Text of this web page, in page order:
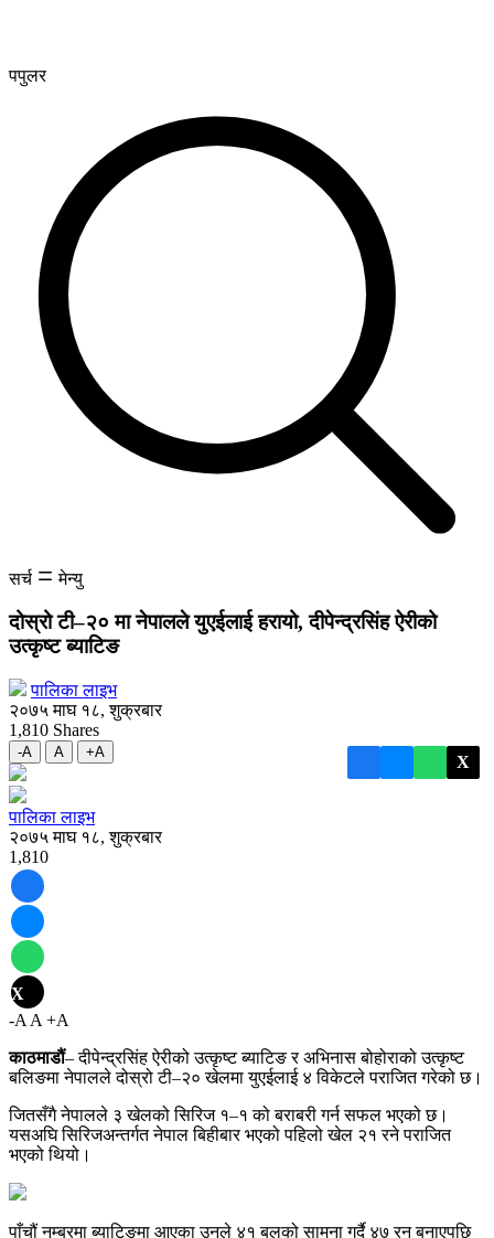
पपुलर
सर्च मेन्यु
दोस्रो टी–२० मा नेपालले युएईलाई हरायो, दीपेन्द्रसिंह ऐरीको
उत्कृष्ट ब्याटिङ
पालिका लाइभ
२०७५ माघ १८, शुक्रबार
1,810 Shares
X
-A A +A
पालिका लाइभ
२०७५ माघ १८, शुक्रबार
1,810
X
-A A +A
काठमाडौं– दीपेन्द्रसिंह ऐरीको उत्कृष्ट ब्याटिङ र अभिनास बोहोराको उत्कृष्ट
बलिङमा नेपालले दोस्रो टी–२० खेलमा युएईलाई ४ विकेटले पराजित गरेको छ।
जितसँगै नेपालले ३ खेलको सिरिज १–१ को बराबरी गर्न सफल भएको छ।
यसअघि सिरिजअन्तर्गत नेपाल बिहीबार भएको पहिलो खेल २१ रने पराजित
भएको थियो।
पाँचौं नम्बरमा ब्याटिङमा आएका उनले ४१ बलको सामना गर्दै ४७ रन बनाएपछि